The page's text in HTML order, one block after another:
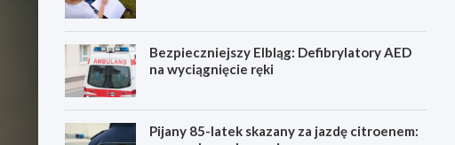
Bezpieczniejszy Elbląg: Defibrylatory AED
na wyciągnięcie ręki
Pijany 85-latek skazany za jazdę citroenem: